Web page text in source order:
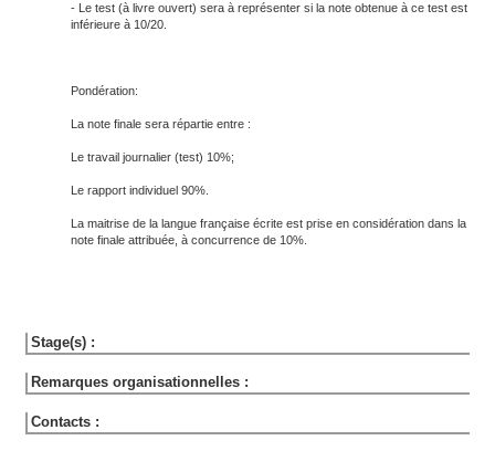
- Le test (à livre ouvert) sera à représenter si la note obtenue à ce test est
inférieure à 10/20.
Pondération:
La note finale sera répartie entre :
Le travail journalier (test) 10%;
Le rapport individuel 90%.
La maitrise de la langue française écrite est prise en considération dans la
note finale attribuée, à concurrence de 10%.
Stage(s) :
Remarques organisationnelles :
Contacts :